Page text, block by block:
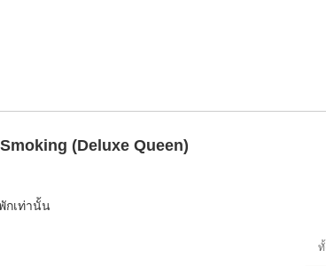
(Deluxe Queen)
กเท่านั้น